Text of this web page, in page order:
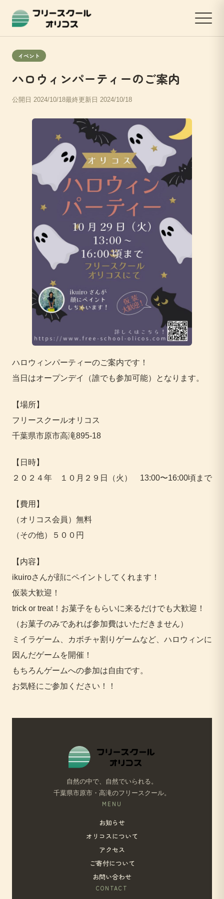
イベント
ハロウィンパーティーのご案内
公開日 2024/10/18最終更新日 2024/10/18
ハロウィンパーティーのご案内です！
当日はオープンデイ（誰でも参加可能）となります。
【場所】
フリースクールオリコス
千葉県市原市高滝895-18
【日時】
２０２４年 １０月２９日（火） 13:00〜16:00頃まで
【費用】
（オリコス会員）無料
（その他）５００円
【内容】
ikuiroさんが顔にペイントしてくれます！
仮装大歓迎！
trick or treat！お菓子をもらいに来るだけでも大歓迎！
（お菓子のみであれば参加費はいただきません）
ミイラゲーム、カボチャ割りゲームなど、ハロウィンに
因んだゲームを開催！
もちろんゲームへの参加は自由です。
お気軽にご参加ください！！
自然の中で、自然でいられる。
千葉県市原市・高滝のフリースクール。
MENU
お知らせ
オリコスについて
アクセス
ご寄付について
お問い合わせ
CONTACT